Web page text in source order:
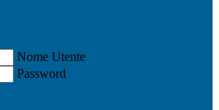
Nome Utente
Password